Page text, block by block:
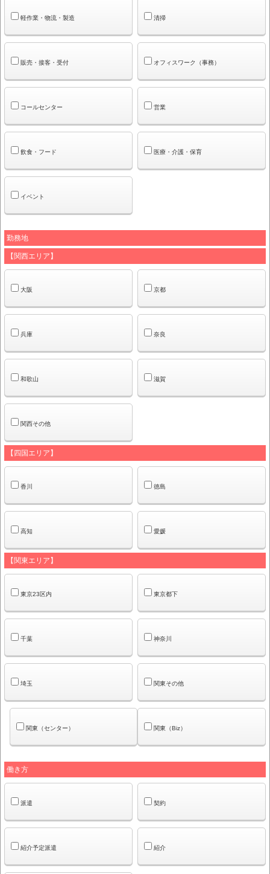
軽作業・物流・製造 清掃
販売・接客・受付 オフィスワーク（事務）
コールセンター 営業
飲食・フード 医療・介護・保育
イベント
勤務地
【関西エリア】
大阪 京都
兵庫 奈良
和歌山 滋賀
関西その他
【四国エリア】
徳島
香川
愛媛
高知
【関東エリア】
東京23区内 東京都下
千葉 神奈川
埼玉 関東その他
関東（Biz）
関東（センター）
働き方
派遣 契約
紹介予定派遣 紹介